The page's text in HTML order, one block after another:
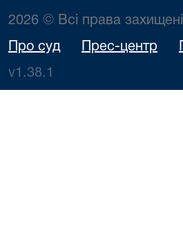
2026 © Всі права захищені
Про суд Прес-центр
v1.38.1